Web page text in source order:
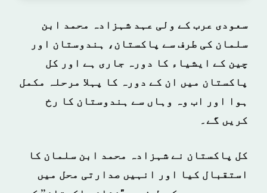
سعودی عرب کے ولی عہد شہزادہ محمد ابن
سلمان کی طرف سے پاکستان، ہندوستان اور
چین کے ایشیاء کا دورہ جاری ہے اور کل
پاکستان میں ان کے دورہ کا پہلا مرحلہ مکمل
ہوا اور اب وہ وہاں سے ہندوستان کا رخ
کریں گے۔
کل پاکستان نے شہزادہ محمد ابن سلمان کا
استقبال کیا اور انہیں صدارتی محل میں